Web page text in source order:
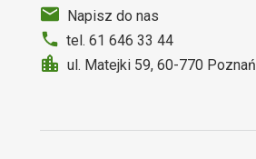
Napisz do nas
tel. 61 646 33 44
ul. Matejki 59, 60-770 Poznań